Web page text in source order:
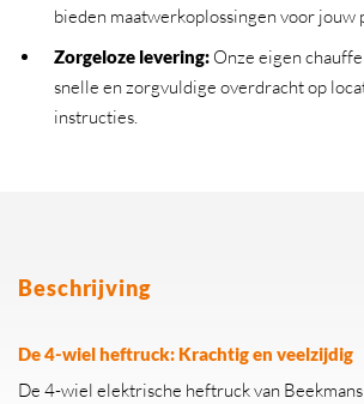
bieden maatwerkoplossingen voor jouw
Zorgeloze levering:Onze eigen
snelle en zorgvuldige overdracht op
instructies.
Beschrijving
De 4-wiel heftruck: Krachtig en veelzijdig
De 4-wiel elektrische heftruck van